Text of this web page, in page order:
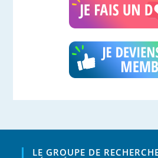
LE GROUPE DE